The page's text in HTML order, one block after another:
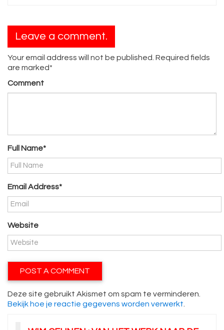
Leave a comment.
Your email address will not be published. Required fields
are marked*
Comment
Full Name*
Email Address*
Website
Deze site gebruikt Akismet om spam te verminderen.
Bekijk hoe je reactie gegevens worden verwerkt